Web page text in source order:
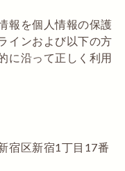
報を個人情報の保護
インおよび以下の方
に沿って正しく利用
区新宿1丁目17番